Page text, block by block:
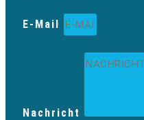
E-Mail
Nachricht